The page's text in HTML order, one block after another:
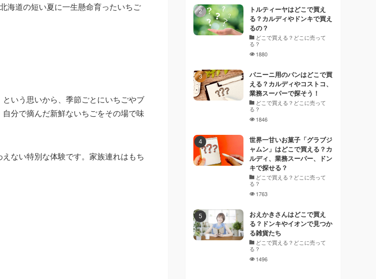
海道の短い夏に一生懸命育ったいちご
いう思いから、季節ごとにいちごやブ
分で摘んだ新鮮ないちごをその場で味
ない特別な体験です。家族連れはもち
トルティーヤはどこで買え
る？カルディやドンキで買え
るの？
どこで買える？どこに売って
る？
1880
パニーニ用のパンはどこで買
える？カルディやコストコ、
業務スーパーで探そう！
どこで買える？どこに売って
る？
1846
世界一甘いお菓子「グラブジ
ャムン」はどこで買える？カ
ルディ、業務スーパー、ドン
キで探せる？
どこで買える？どこに売って
る？
1763
おえかきさんはどこで買え
る？ドンキやイオンで見つか
る雑貨たち
どこで買える？どこに売って
る？
1496